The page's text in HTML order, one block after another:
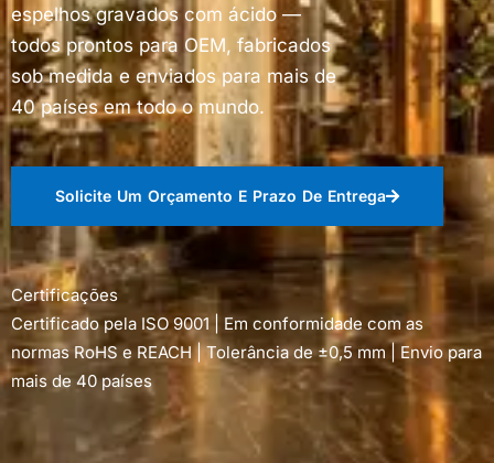
espelhos gravados com ácido —
todos prontos para OEM, fabricados
sob medida e enviados para mais de
40 países em todo o mundo.
Solicite Um Orçamento E Prazo De Entrega
Certificações
Certificado pela ISO 9001 | Em conformidade com as
normas RoHS e REACH | Tolerância de ±0,5 mm | Envio para
mais de 40 países